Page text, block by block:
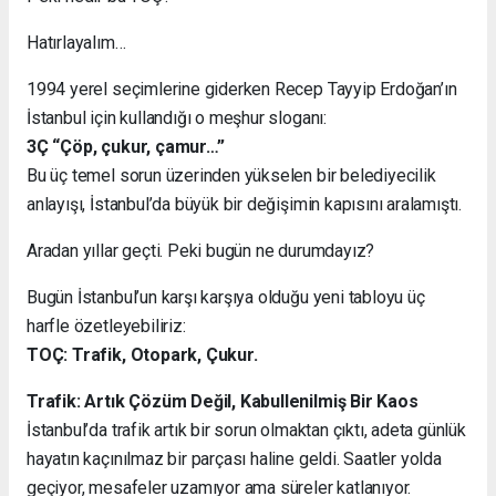
Hatırlayalım…
1994 yerel seçimlerine giderken Recep Tayyip Erdoğan’ın
İstanbul için kullandığı o meşhur sloganı:
3Ç “Çöp, çukur, çamur…”
Bu üç temel sorun üzerinden yükselen bir belediyecilik
anlayışı, İstanbul’da büyük bir değişimin kapısını aralamıştı.
Aradan yıllar geçti. Peki bugün ne durumdayız?
Bugün İstanbul’un karşı karşıya olduğu yeni tabloyu üç
harfle özetleyebiliriz:
TOÇ: Trafik, Otopark, Çukur.
Trafik: Artık Çözüm Değil, Kabullenilmiş Bir Kaos
İstanbul’da trafik artık bir sorun olmaktan çıktı, adeta günlük
hayatın kaçınılmaz bir parçası haline geldi. Saatler yolda
geçiyor, mesafeler uzamıyor ama süreler katlanıyor.